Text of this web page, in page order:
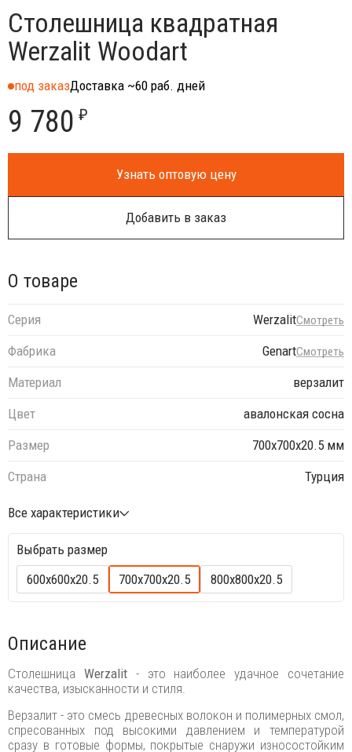
Столешница квадратная
Werzalit Woodart
под заказДоставка ~60 раб. дней
9 780 ₽
Узнать оптовую цену
Добавить в заказ
О товаре
Серия WerzalitСмотреть
Фабрика GenartСмотреть
Материал
верзалит
Цвет
авалонская сосна
Размер
700х700х20.5 мм
Страна
Турция
Все характеристики
Выбрать размер
600х600х20.5
700х700х20.5 800х800х20.5
Описание
Столешница Werzalit - это наиболее удачное сочетание
качества, изысканности и стиля.
Верзалит - это смесь древесных волокон и полимерных смол,
спресованных под высокими давлением и температурой
сразу в готовые формы, покрытые снаружи износостойким